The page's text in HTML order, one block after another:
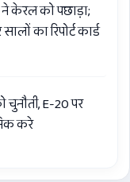
केरल को पछाड़ा;
का रिपोर्ट कार्ड
E-20 पर
करे